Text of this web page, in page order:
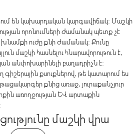
են կախարդական կարգավիճակ: Մաշկի
որոնումների ժամանակ պետք չէ
ուժը քնի ժամանակ: Քունը
մաշկի հասնելու հնարավորութուն է,
անփոխարինելի բաղադրիչն է:
քսուքներով, թե կատարում ես
քնից առաջ, յուրաքանչյուր
առողջության և արտաքին
մաշկի վրա